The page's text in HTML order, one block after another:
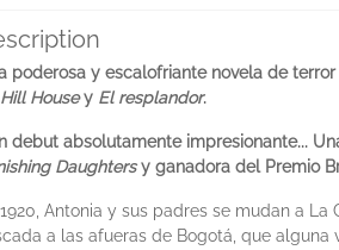
poderosa y escalofriante novela de
Housey El resplandor.
debut absolutamente impresionante...
Daughtersy ganadora del Premio
1920, Antonia y sus padres se mudan a
a las afueras de Bogotá, que alguna